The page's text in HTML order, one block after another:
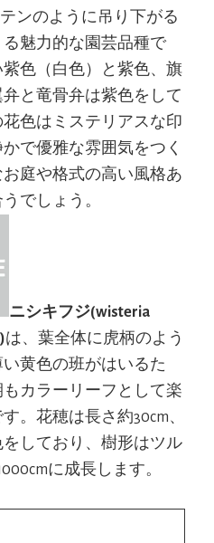
ンのように吊り下がる
魅力的な園芸品種で
色（白色）と紫色、旗
と竜骨弁は紫色をして
色はミステリアスな印
で優雅な雰囲気をつく
庭や格式の高い風格あ
でしょう。
ニシキフジ(wisteria
は、葉全体に虎柄のよう
黄色の班がはいるた
カラーリーフとして楽
。花穂は長さ約30cm、
しており、樹形はツル
に成長します。